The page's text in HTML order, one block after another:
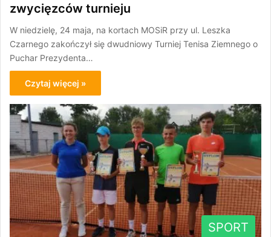
zwycięzców turnieju
W niedzielę, 24 maja, na kortach MOSiR przy ul. Leszka
Czarnego zakończył się dwudniowy Turniej Tenisa Ziemnego o
Puchar Prezydenta…
Czytaj więcej »
SPORT